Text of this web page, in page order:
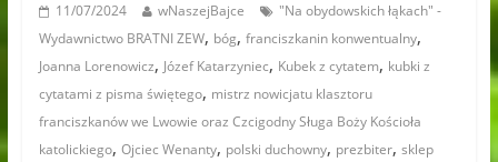
11/07/2024 wNaszejBajce
"Na obydowskich łąkach" -
Wydawnictwo BRATNI ZEW, bóg, franciszkanin konwentualny,
Joanna Lorenowicz, Józef Katarzyniec, Kubek z cytatem, kubki z
cytatami z pisma świętego, mistrz nowicjatu klasztoru
franciszkanów we Lwowie oraz Czcigodny Sługa Boży Kościoła
katolickiego, Ojciec Wenanty, polski duchowny, prezbiter, sklep